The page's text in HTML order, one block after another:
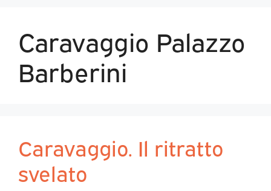
Caravaggio Palazzo
Barberini
Caravaggio. Il ritratto
svelato